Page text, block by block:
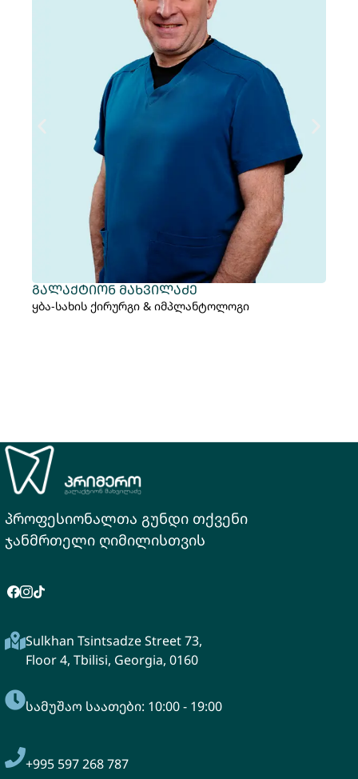
გალაქტიონ მახვილაძე
ყბა-სახის ქირურგი & იმპლანტოლოგი
პროფესიონალთა გუნდი თქვენი
ჯანმრთელი ღიმილისთვის
Sulkhan Tsintsadze Street 73,
Floor 4, Tbilisi, Georgia, 0160
სამუშაო საათები: 10:00 - 19:00
+995 597 268 787